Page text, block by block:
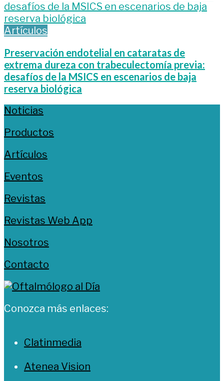
Artículos
Preservación endotelial en cataratas de
extrema dureza con trabeculectomía previa:
desafíos de la MSICS en escenarios de baja
reserva biológica
Noticias
Productos
Artículos
Eventos
Revistas
Revistas Web App
Nosotros
Contacto
Conozca más enlaces:
Clatinmedia
Atenea Vision